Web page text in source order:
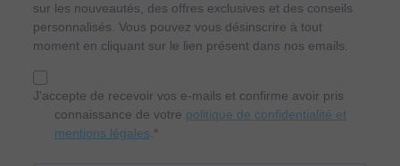
sur les nouveautés, des offres exclusives et des conseils
personnalisés. Vous pouvez vous désinscrire à tout
moment en cliquant sur le lien présent dans nos emails.
J'accepte de recevoir vos e-mails et confirme avoir pris
connaissance de votre politique de confidentialité et
mentions légales.